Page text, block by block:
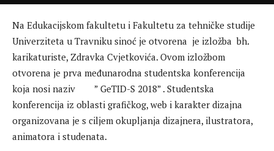
Na Edukacijskom fakultetu i Fakultetu za tehničke studije
Univerziteta u Travniku sinoć je otvorena je izložba bh.
karikaturiste, Zdravka Cvjetkovića. Ovom izložbom
otvorena je prva međunarodna studentska konferencija
koja nosi naziv ” GeTID-S 2018” . Studentska
konferencija iz oblasti grafičkog, web i karakter dizajna
organizovana je s ciljem okupljanja dizajnera, ilustratora,
animatora i studenata.